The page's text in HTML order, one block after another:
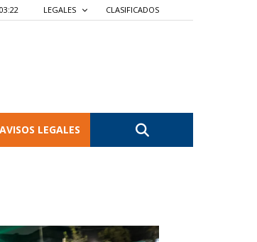
LEGALES CLASIFICADOS
AVISOS LEGALES